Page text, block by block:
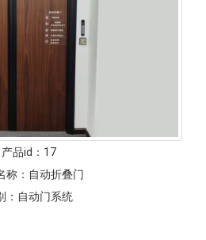
产品id： 17
称： 自动折叠门
： 自动门系统